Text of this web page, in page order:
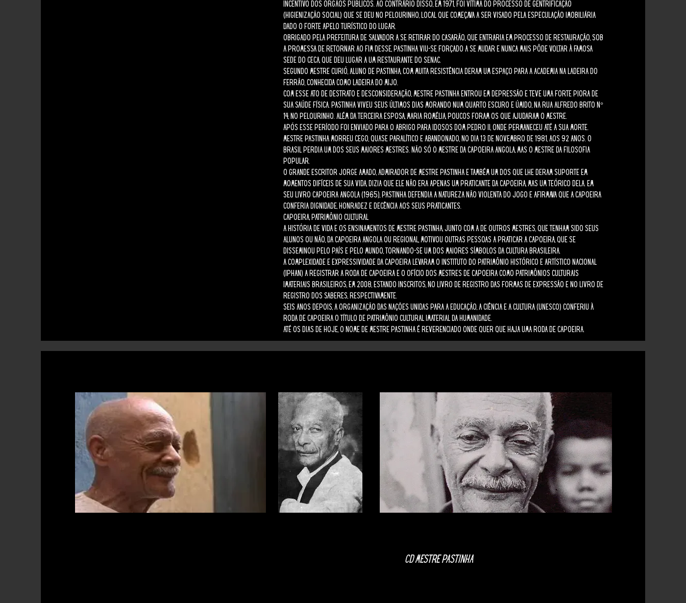
incentivo dos órgãos públicos. Ao contrário disso, em 1971, foi vítima do processo de gentrificação
(higienização social) que se deu no Pelourinho, local que começava a ser visado pela especulação imobiliária
dado o forte apelo turístico do lugar.
Obrigado pela Prefeitura de Salvador a se retirar do casarão, que entraria em processo de restauração, sob
a promessa de retornar ao fim desse, Pastinha viu-se forçado a se mudar e nunca mais pôde voltar à famosa
sede do CECA, que deu lugar a um restaurante do SENAC.
Segundo Mestre Curió, aluno de Pastinha, com muita resistência deram um espaço para a academia na Ladeira do
Ferrão, conhecida como Ladeira do Mijo.
Com esse ato de destrato e desconsideração, Mestre Pastinha entrou em depressão e teve uma forte piora de
sua saúde física. Pastinha viveu seus últimos dias morando num quarto escuro e úmido, na Rua Alfredo Brito n°
14, no Pelourinho. Além da terceira esposa, Maria Romélia, poucos foram os que ajudaram o Mestre.
Após esse período foi enviado para o abrigo para idosos Dom Pedro II, onde permaneceu até a sua morte.
Mestre Pastinha morreu cego, quase paralítico e abandonado, no dia 13 de novembro de 1981, aos 92 anos. O
Brasil perdia um dos seus maiores mestres. Não só o mestre da Capoeira Angola, mas o mestre da filosofia
popular.
O grande escritor Jorge Amado, admirador de Mestre Pastinha e também um dos que lhe deram suporte em
momentos difíceis de sua vida, dizia que ele não era apenas um praticante da capoeira, mas um teórico dela. Em
seu livro Capoeira Angola (1965), Pastinha defendia a natureza não violenta do jogo e afirmava que a capoeira
conferia dignidade, honradez e decência aos seus praticantes.
Capoeira, patrimônio cultural
A história de vida e os ensinamentos de Mestre Pastinha, junto com a de outros mestres, que tenham sido seus
alunos ou não, da Capoeira Angola ou Regional, motivou outras pessoas a praticar a capoeira, que se
disseminou pelo país e pelo mundo, tornando-se um dos maiores símbolos da cultura brasileira.
A complexidade e expressividade da capoeira levaram o Instituto do Patrimônio Histórico e Artístico Nacional
(IPHAN) a registrar a Roda de Capoeira e o Ofício dos Mestres de Capoeira como patrimônios culturais
imateriais brasileiros, em 2008, estando inscritos, no Livro de Registro das Formas de Expressão e no Livro de
Registro dos Saberes, respectivamente.
Seis anos depois, a Organização das Nações Unidas para a Educação, a Ciência e a Cultura (Unesco) conferiu à
Roda de Capoeira o título de Patrimônio Cultural Imaterial da Humanidade.
Até os dias de hoje, o nome de Mestre Pastinha é reverenciado onde quer que haja uma roda de capoeira.
CD MESTRE PASTINHA